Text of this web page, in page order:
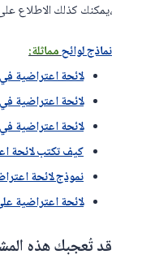
،يمكنك كذلك الاطلاع
نماذج لوائحمماثلة:
لائحة اعتراضية
لائحة اعتراضية
لائحة اعتراضية
كيف تكتب لائحة
نموذج لائحة
لائحة اعتراضية
قد تُعجبك هذه